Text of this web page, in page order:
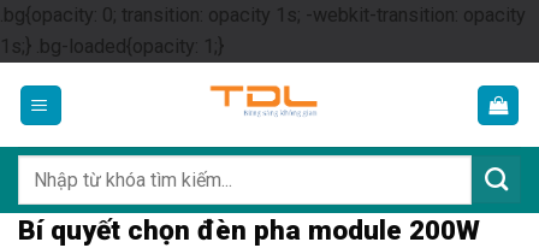
.bg{opacity: 0; transition: opacity 1s; -webkit-transition: opacity
1s;} .bg-loaded{opacity: 1;}Skip
content
kiếm:
Bí quyết chọn đèn pha module 200W